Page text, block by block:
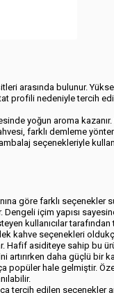
arasında bulunur.
profili nedeniyle tercih
yoğun aroma
farklı demleme
seçenekleriyle
göre farklı seçenekler
içim yapısı
kullanıcılar
kahve seçenekleri
asiditeye sahip bu
daha güçlü bir
popüler hale gelmiştir.
edilen seçenekler